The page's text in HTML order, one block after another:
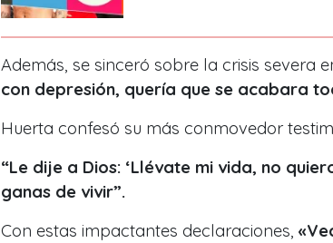
Además, se sinceró sobre la crisis severa
con depresión, quería que se acabara
Huerta confesó su más conmovedor
“Le dije a Dios: ‘Llévate mi vida, no
ganas de vivir”.
Con estas impactantes declaraciones,